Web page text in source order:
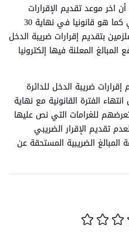
اخر موعد تقديم الإقرارات
الضريبية والبيانات المالية الأولية بقي كما هو قانونيا في نهاية 30
بتقديم إقرارات ضريبة الدخل
لتقديمها ودفع المبالغ المعلنة فيها إلكترونيا
ضريبة الدخل للدائرة
الفترة القانونية مع نهاية
نيسان تجنبا لتعرضهم للغرامات التي نص عليها
تقديم الإقرار الضريبي
من قيمة المبالغ الضريبية المستحقة عن